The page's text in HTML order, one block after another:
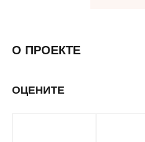
О ПРОЕКТЕ
ОЦЕНИТЕ